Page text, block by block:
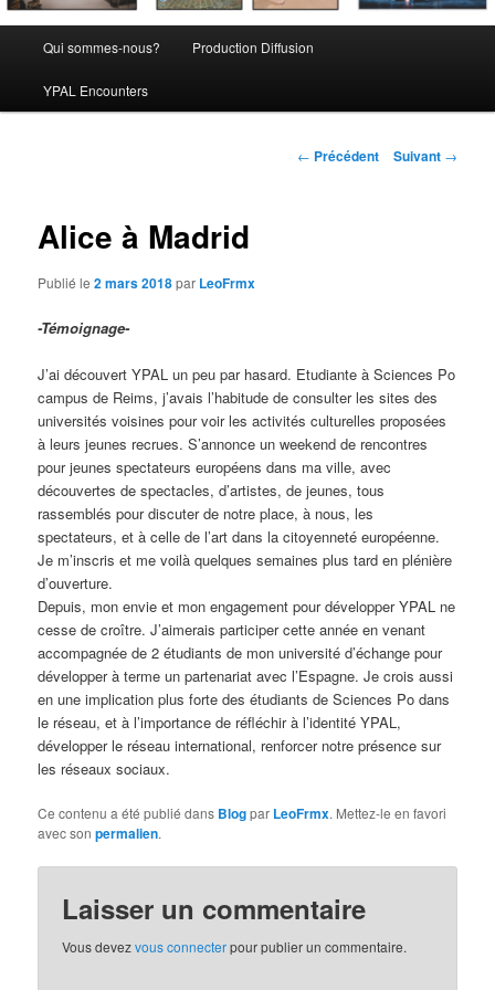
principal
Qui sommes-nous? Production Diffusion
YPAL Encounters
Navigation
← Précédent Suivant →
Alice à Madrid
Publié le2 mars 2018par LeoFrmx
-Témoignage-
J’ai découvert YPAL un peu par hasard. Etudiante à Sciences Po
campus de Reims, j’avais l’habitude de consulter les sites des
universités voisines pour voir les activités culturelles proposées
à leurs jeunes recrues. S’annonce un weekend de rencontres
pour jeunes spectateurs européens dans ma ville, avec
découvertes de spectacles, d’artistes, de jeunes, tous
rassemblés pour discuter de notre place, à nous, les
spectateurs, et à celle de l’art dans la citoyenneté européenne.
Je m’inscris et me voilà quelques semaines plus tard en plénière
d’ouverture.
Depuis, mon envie et mon engagement pour développer YPAL ne
cesse de croître. J’aimerais participer cette année en venant
accompagnée de 2 étudiants de mon université d’échange pour
développer à terme un partenariat avec l’Espagne. Je crois aussi
en une implication plus forte des étudiants de Sciences Po dans
le réseau, et à l’importance de réfléchir à l’identité YPAL,
développer le réseau international, renforcer notre présence sur
les réseaux sociaux.
Ce contenu a été publié dans Blogpar LeoFrmx. Mettez-le en favori
avec sonpermalien.
Laisser un commentaire
Vous devezvous connecterpour publier un commentaire.